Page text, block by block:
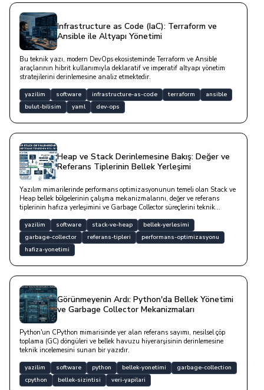
Infrastructure as Code (IaC): Terraform ve
Ansible ile Altyapı Yönetimi
Bu teknik yazı, modern DevOps ekosisteminde Terraform ve Ansible
araçlarının hibrit kullanımıyla deklaratif ve imperatif altyapı yönetim
stratejilerini derinlemesine analiz etmektedir.
yazilim software infrastructure-as-code terraform
ansible
bulut-bilisim
yaml dev-ops
Heap ve Stack Derinlemesine Bakış: Değer ve
Referans Tiplerinin Bellek Yerleşimi
Yazılım mimarilerinde performans optimizasyonunun temeli olan Stack ve
Heap bellek bölgelerinin çalışma mekanizmalarını, değer ve referans
tiplerinin hafıza yerleşimini ve Garbage Collector süreçlerini teknik
yazilim software stack-ve-heap
bellek-yerlesimi
garbage-collector
referans-tipleri
performans-optimizasyonu
hafiza-yonetimi
Görünmeyenin Ardı: Python'da Bellek Yönetimi
ve Garbage Collector Mekanizmaları
Python'un CPython mimarisinde yer alan referans sayımı, nesilsel çöp
toplama (GC) döngüleri ve bellek havuzu hiyerarşisinin derinlemesine
teknik incelemesini sunan bir yazıdır.
yazilim software python bellek-yonetimi
garbage-collection
cpython
bellek-sizintisi veri-yapilari